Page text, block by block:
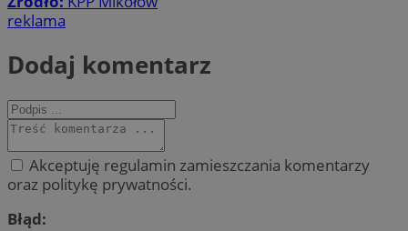
reklama
Dodaj komentarz
Akceptuję regulamin zamieszczania komentarzy
oraz politykę prywatności.
Błąd: